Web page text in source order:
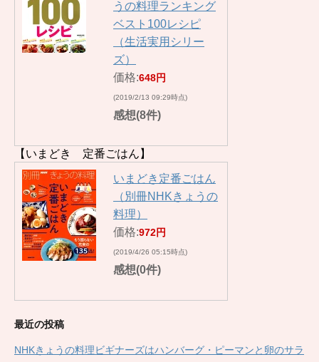
うの料理ランキング
ベスト100レシピ
（生活実用シリー
ズ）
価格:648円
(2019/2/13 09:29時点)
感想(8件)
【いまどき 定番ごはん】
いまどき定番ごはん
（別冊NHKきょうの
料理）
価格:972円
(2019/4/26 05:15時点)
感想(0件)
最近の投稿
NHKきょうの料理ビギナーズはハンバーグ・ピーマンと卵のサラ